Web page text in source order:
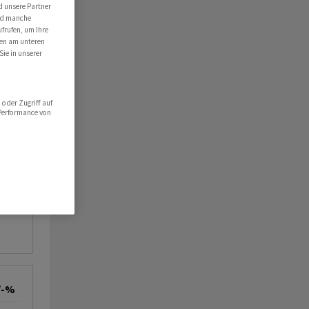
%
unsere Partner
manche
um Ihre
am unteren
in unserer
oder Zugriff auf
von